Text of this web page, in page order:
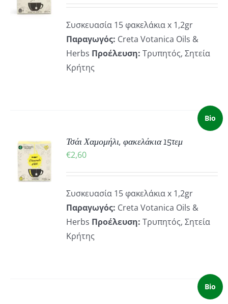
Συσκευασία 15 φακελάκια x 1,2gr
Παραγωγός: Creta Votanica Oils &
Herbs Προέλευση: Τρυπητός, Σητεία
Κρήτης
Bio
Τσάι Χαμομήλι, φακελάκια 15τεμ
€2,60
Συσκευασία 15 φακελάκια x 1,2gr
Παραγωγός: Creta Votanica Oils &
Herbs Προέλευση: Τρυπητός, Σητεία
Κρήτης
Bio